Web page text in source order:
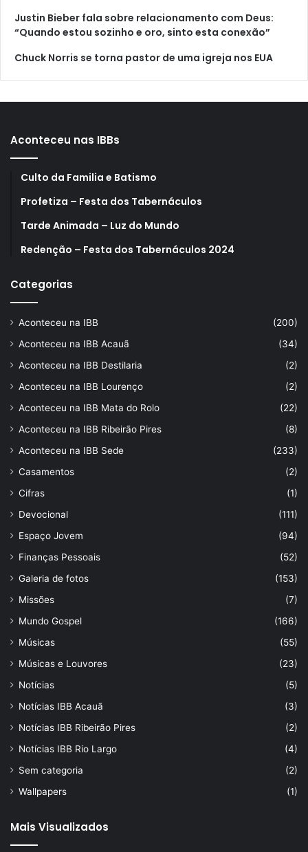
Justin Bieber fala sobre relacionamento com Deus:
“Quando estou sozinho e oro, sinto esta conexão”
Chuck Norris se torna pastor de uma igreja nos EUA
Aconteceu nas IBBs
Culto da Familia e Batismo
Profetiza – Festa dos Tabernáculos
Tarde Animada – Luz do Mundo
Redenção – Festa dos Tabernáculos 2024
Categorias
Aconteceu na IBB
(200)
Aconteceu na IBB Acauã
(34)
Aconteceu na IBB Destilaria
(2)
Aconteceu na IBB Lourenço
(2)
Aconteceu na IBB Mata do Rolo
(22)
Aconteceu na IBB Ribeirão Pires
(8)
Aconteceu na IBB Sede
(233)
Casamentos
(2)
Cifras
(1)
Devocional
(111)
Espaço Jovem
(94)
Finanças Pessoais
(52)
Galeria de fotos
(153)
Missões
(7)
Mundo Gospel
(166)
Músicas
(55)
Músicas e Louvores
(23)
Notícias
(5)
Notícias IBB Acauã
(3)
Notícias IBB Ribeirão Pires
(2)
Notícias IBB Rio Largo
(4)
Sem categoria
(2)
Wallpapers
(1)
Mais Visualizados